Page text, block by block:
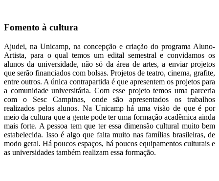
Fomento à cultura
Ajudei, na Unicamp, na concepção e criação do programa Aluno-
Artista, para o qual temos um edital semestral e convidamos os
alunos da universidade, não só da área de artes, a enviar projetos
que serão financiados com bolsas. Projetos de teatro, cinema, grafite,
entre outros. A única contrapartida é que apresentem os projetos para
a comunidade universitária. Com esse projeto temos uma parceria
com o Sesc Campinas, onde são apresentados os trabalhos
realizados pelos alunos. Na Unicamp há uma visão de que é por
meio da cultura que a gente pode ter uma formação acadêmica ainda
mais forte. A pessoa tem que ter essa dimensão cultural muito bem
estabelecida. Isso é algo que falta muito nas famílias brasileiras, de
modo geral. Há poucos espaços, há poucos equipamentos culturais e
as universidades também realizam essa formação.